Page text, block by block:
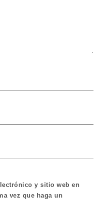
y sitio web en
vez que haga un